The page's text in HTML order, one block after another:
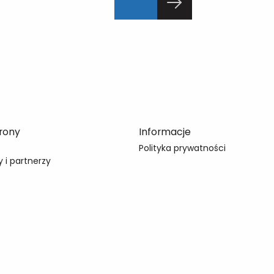
i partnerzy
Informacje
Polityka prywatności